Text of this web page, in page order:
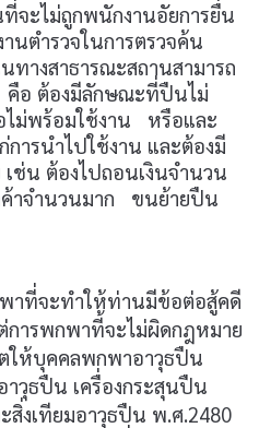
จะไม่ถูกพนักงานอัยการยื่น
นตำรวจในการตรวจค้น
างสาธารณะสถานสามารถ
อ ต้องมีลักษณะที่ปืนไม่
ไม่พร้อมใช้งาน หรือและ
ารนำไปใช้งาน และต้องมี
เช่น ต้องไปถอนเงินจำนวน
ค้าจำนวนมาก ขนย้ายปืน
าที่จะทำให้ท่านมีข้อต่อสู้คดี
ารพกพาที้จะไม่ผิดกฎหมาย
ให้บุคคลพกพาอาวุธปืน
วุธปืน เครื่องกระสุนปืน
สิ่งเทียมอาวุธปืน พ.ศ.2480